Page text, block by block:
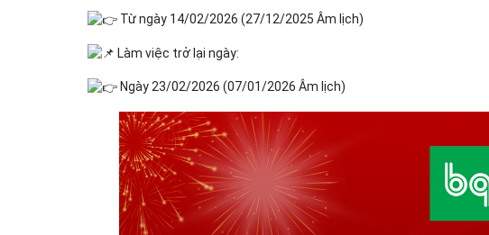
Từ ngày 14/02/2026 (27/12/2025 Âm lịch)
Làm việc trở lại ngày:
Ngày 23/02/2026 (07/01/2026 Âm lịch)